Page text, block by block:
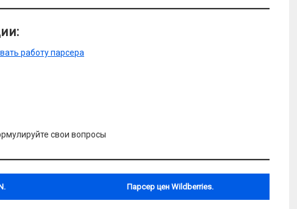
работу парсера
свои вопросы
Парсер цен Wildberries.